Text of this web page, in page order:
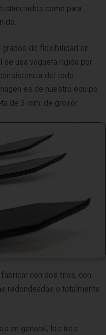
como para
de flexibilidad en
se usa vaqueta rígida por
del todo
es de nuestro equipo
de 3 mm. de grosor.
con dos tiras, con
redondeadas o totalmente
en general, los tres